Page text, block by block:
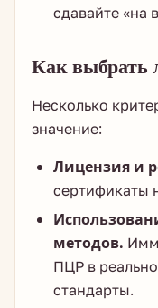
сдавайте «на
Как выбрать
Несколько
значение:
Лицензия и
сертификаты
методов.
ПЦР в
стандарты.